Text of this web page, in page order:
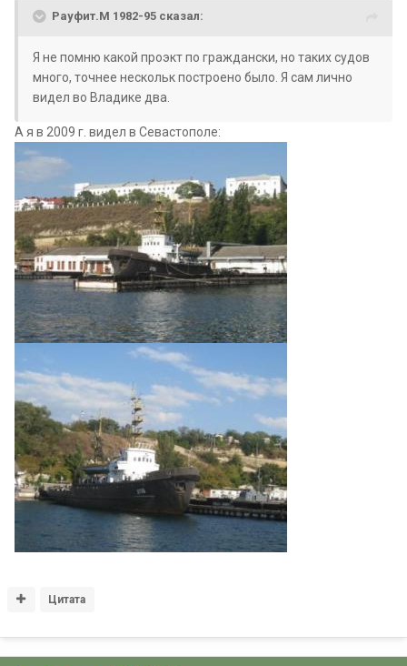
Рауфит.М 1982-95 сказал:
Я не помню какой проэкт по граждански, но таких судов
много, точнее нескольк построено было. Я сам лично
видел во Владике два.
А я в 2009 г. видел в Севастополе:
Цитата